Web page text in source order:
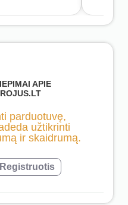
APIE
parduotuvę,
užtikrinti
ir skaidrumą.